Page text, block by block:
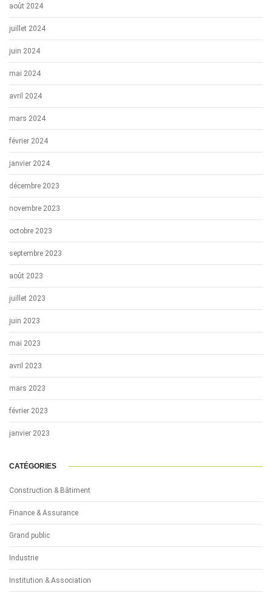
août 2024
juillet 2024
juin 2024
mai 2024
avril 2024
mars 2024
février 2024
janvier 2024
décembre 2023
novembre 2023
octobre 2023
septembre 2023
août 2023
juillet 2023
juin 2023
mai 2023
avril 2023
mars 2023
février 2023
janvier 2023
CATÉGORIES
Construction & Bâtiment
Finance & Assurance
Grand public
Industrie
Institution & Association